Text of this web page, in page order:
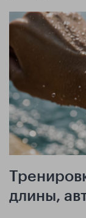
длины,